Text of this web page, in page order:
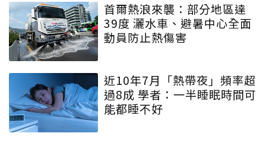
首爾熱浪來襲：部分地區達
39度 灑水車、避暑中心全面
動員防止熱傷害
近10年7月「熱帶夜」頻率超
過8成 學者：一半睡眠時間可
能都睡不好